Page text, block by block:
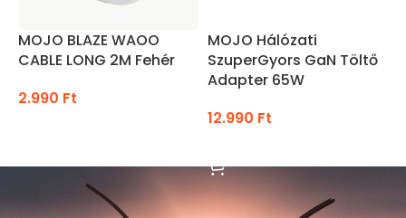
MOJO BLAZE WAOO
CABLE LONG 2M Fehér
2.990 Ft
MOJO Hálózati
SzuperGyors GaN Töltő
Adapter 65W
12.990 Ft